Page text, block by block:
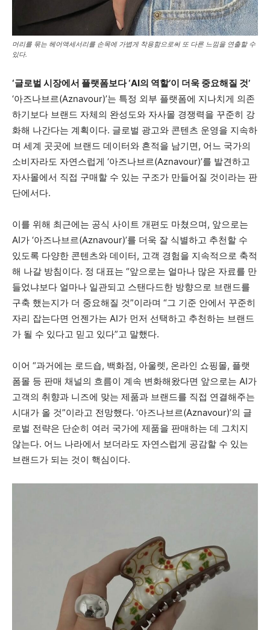
머리를 묶는 헤어액세서리를 손목에 가볍게 착용함으로써 또 다른 느낌을 연출할 수
있다.
‘글로벌 시장에서 플랫폼보다 ‘AI의 역할’이 더욱 중요해질 것’
‘아즈나브르(Aznavour)’는 특정 외부 플랫폼에 지나치게 의존
하기보다 브랜드 자체의 완성도와 자사몰 경쟁력을 꾸준히 강
화해 나간다는 계획이다. 글로벌 광고와 콘텐츠 운영을 지속하
며 세계 곳곳에 브랜드 데이터와 흔적을 남기면, 어느 국가의
소비자라도 자연스럽게 ‘아즈나브르(Aznavour)’를 발견하고
자사몰에서 직접 구매할 수 있는 구조가 만들어질 것이라는 판
단에서다.
이를 위해 최근에는 공식 사이트 개편도 마쳤으며, 앞으로는
AI가 ‘아즈나브르(Aznavour)’를 더욱 잘 식별하고 추천할 수
있도록 다양한 콘텐츠와 데이터, 고객 경험을 지속적으로 축적
해 나갈 방침이다. 정 대표는 “앞으로는 얼마나 많은 자료를 만
들었냐보다 얼마나 일관되고 스탠다드한 방향으로 브랜드를
구축 했는지가 더 중요해질 것”이라며 “그 기준 안에서 꾸준히
자리 잡는다면 언젠가는 AI가 먼저 선택하고 추천하는 브랜드
가 될 수 있다고 믿고 있다”고 말했다.
이어 “과거에는 로드숍, 백화점, 아울렛, 온라인 쇼핑몰, 플랫
폼몰 등 판매 채널의 흐름이 계속 변화해왔다면 앞으로는 AI가
고객의 취향과 니즈에 맞는 제품과 브랜드를 직접 연결해주는
시대가 올 것”이라고 전망했다. ‘아즈나브르(Aznavour)’의 글
로벌 전략은 단순히 여러 국가에 제품을 판매하는 데 그치지
않는다. 어느 나라에서 보더라도 자연스럽게 공감할 수 있는
브랜드가 되는 것이 핵심이다.